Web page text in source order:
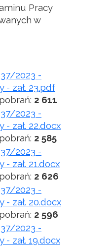
Pracy
w
2023 -
- zał. 23.pdf
2 611
2023 -
- zał. 22.docx
2 585
2023 -
zał. 21.docx
2 626
2023 -
- zał. 20.docx
2 596
2023 -
zał. 19.docx